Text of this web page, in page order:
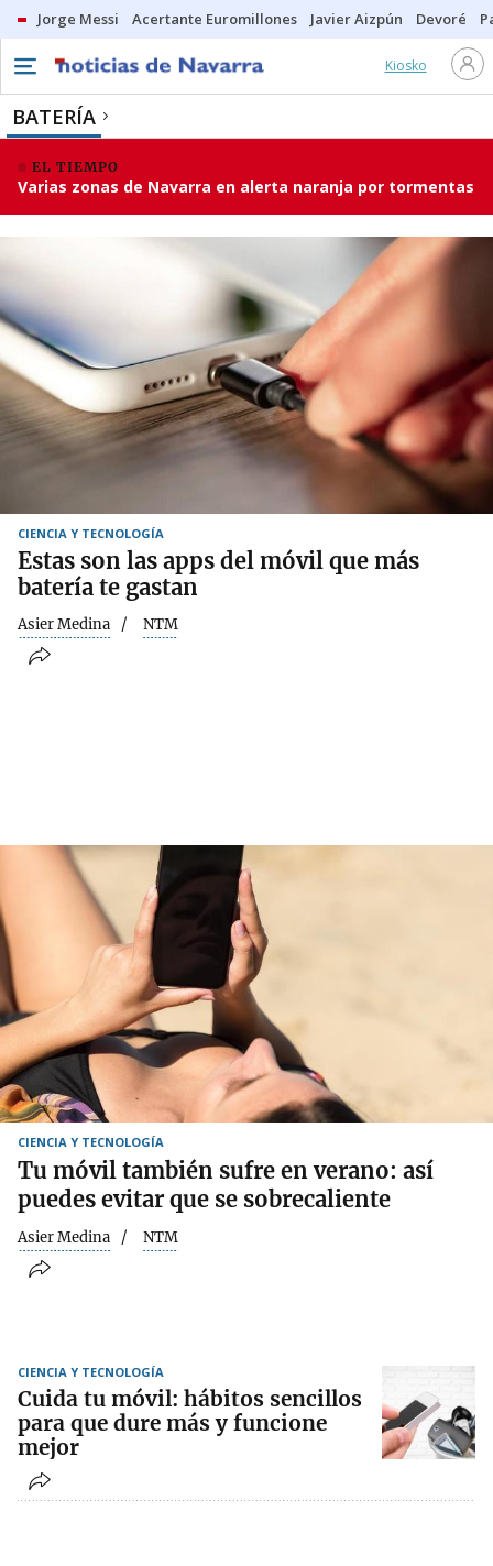
Jorge Messi Acertante Euromillones Javier Aizpún Devoré
Kiosko
BATERÍA
EL TIEMPO
Varias zonas de Navarra en alerta naranja por tormentas
CIENCIA Y TECNOLOGÍA
Estas son las apps del móvil que más
batería te gastan
Asier Medina NTM
CIENCIA Y TECNOLOGÍA
Tu móvil también sufre en verano: así
puedes evitar que se sobrecaliente
Asier Medina NTM
CIENCIA Y TECNOLOGÍA
Cuida tu móvil: hábitos sencillos
para que dure más y funcione
mejor